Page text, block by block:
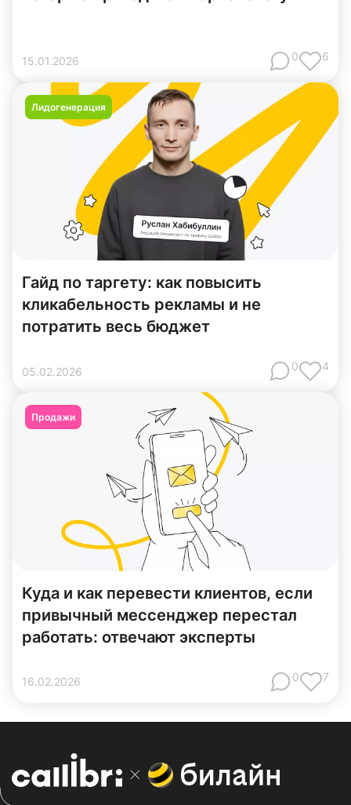
15.01.2026 0 6
Лидогенерация
Гайд по таргету: как повысить
кликабельность рекламы и не
потратить весь бюджет
05.02.2026 0 4
Продажи
Куда и как перевести клиентов, если
привычный мессенджер перестал
работать: отвечают эксперты
16.02.2026 0 7